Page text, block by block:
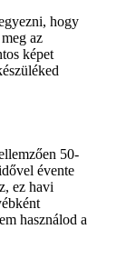
hogy
az
képet
50-
évente
ez havi
használod a